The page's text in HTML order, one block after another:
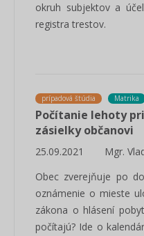
okruh subjektov a
registra trestov.
prípadová štúdia Matrika
Počítanie lehoty
zásielky občanovi
25.09.2021
Mgr.
Obec zverejňuje po
oznámenie o mieste
zákona o hlásení
počítajú? Ide o